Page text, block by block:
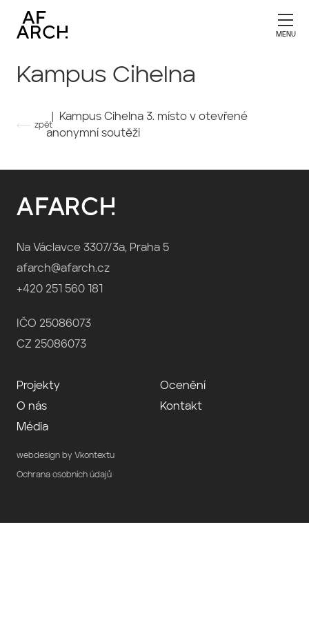
Kampus Cihelna
zpět
| Kampus Cihelna 3. místo v otevřené
anonymní soutěži
Projekty
O nás
Média
Ocenění
Kontakt
Na Václavce 3307/3a, Praha 5
afarch@afarch.cz
+420 251 560 181
IČO 25086073
CZ 25086073
webdesign by Vkontextu
Ochrana osobních údajů